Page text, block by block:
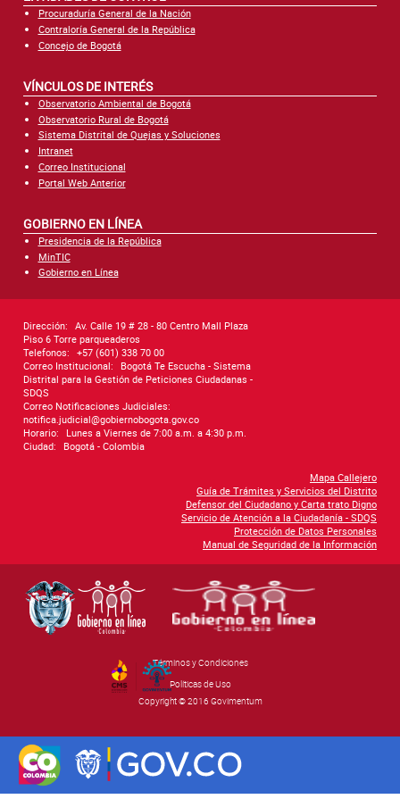
Procuraduría General de la Nación
Contraloría General de la República
Concejo de Bogotá
VÍNCULOS DE INTERÉS
Observatorio Ambiental de Bogotá
Observatorio Rural de Bogotá
Sistema Distrital de Quejas y Soluciones
Intranet
Correo Institucional
Portal Web Anterior
GOBIERNO EN LÍNEA
Presidencia de la República
MinTIC
Gobierno en Línea
Dirección: Av. Calle 19 # 28 - 80 Centro Mall Plaza
Piso 6 Torre parqueaderos
Telefonos: +57 (601) 338 70 00
Correo Institucional:
Bogotá Te Escucha - Sistema
Distrital para la Gestión de Peticiones Ciudadanas -
SDQS
Correo Notificaciones Judiciales:
notifica.judicial@gobiernobogota.gov.co
Horario:
Lunes a Viernes de 7:00 a.m. a 4:30 p.m.
Ciudad:
Bogotá - Colombia
Mapa Callejero
Guía de Trámites y Servicios del Distrito
Defensor del Ciudadano y Carta trato Digno
Servicio de Atención a la Ciudadanía - SDQS
Protección de Datos Personales
Manual de Seguridad de la Información
Términos y Condiciones
Políticas de Uso
Copyright © 2016 Govimentum
By Govimentum